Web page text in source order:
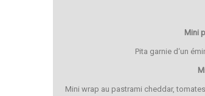
Mini
Pita garnie d‘un
Mini wrap au pastrami cheddar,